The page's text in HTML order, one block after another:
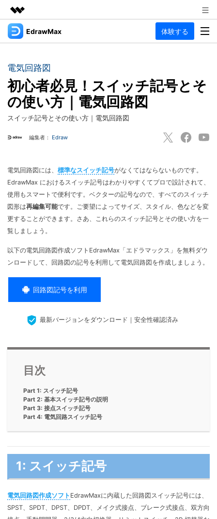
製品
ユーティリティ
ソリューション
企業情報
プラン＆価格
EdrawMax 体験する
EdrawMax
多用途の作図ソフトウェア
作図種類
図面作成
Hot
P&ID
思考整理
マインドマップ
メモ取り
リソース
オンラインAIツール
AIマインドマップ自動作成 >
最新情報
新機能一覧
サポート
ガイド
更新履歴
EdrawMax >
動作環境
法人向け
EdrawMax EdrawMind
無料ダウンロード
ログイン
検索
電気回路図
初心者必見！スイッチ記号とそ
の使い方｜電気回路図
スイッチ記号とその使い方｜電気回路図
編集者： Edraw
電気回路図には、 標準なスイッチ記号がなくてはならないものです。
EdrawMax におけるスイッチ記号はわかりやすくてプロで設計されて、
使用もスマートで便利です。ベクターの記号なので、すべてのスイッチ
図形は再編集可能です。ご要望によってサイズ、スタイル、色などを変
更することができます。さあ、これらのスイッチ記号とその使い方を一
覧しましょう。
以下の電気回路図作成ソフトEdrawMax「エドラマックス」を無料ダウ
ンロードして、回路図の記号を利用して電気回路図を作成しましょう。
回路図記号を利用
最新バージョンをダウンロード｜安全性確認済み
目次
Part 1: スイッチ記号
Part 2: 基本スイッチ記号の説明
Part 3: 接点スイッチ記号
Part 4: 電気回路スイッチ記号
1: スイッチ記号
電気回路図作成ソフト EdrawMaxに内蔵した回路図スイッチ記号には、
SPST、SPDT、DPST、DPDT、メイク式接点、ブレーク式接点、双方向